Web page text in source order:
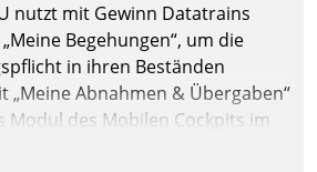
nutzt mit Gewinn Datatrains
Begehungen“, um die
in ihren Beständen
„Meine Abnahmen & Übergaben“
Modul des Mobilen Cockpits im